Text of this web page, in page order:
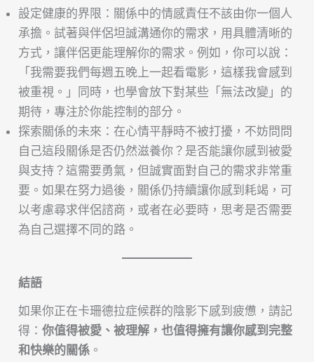
設定健康的界限：關係中的情感責任不該由你一個人
承擔。試著與伴侶坦誠溝通你的需求，用具體清晰的
方式，讓伴侶更能理解你的需求。例如，你可以說：
「我需要我們每週五晚上一起看電影，這樣我會感到
被重視。」同時，也學會放下對某些「無法改變」的
期待，專注於你能控制的部分。
探索關係的未來：在心情平靜時不被打擾，不妨問問
自己這段關係是否仍然滋養你？是否能讓你感到被愛
與支持？這需要勇氣，但誠實面對自己的需求非常重
要。如果在努力過後，關係仍持續讓你感到耗竭，可
以考慮尋求伴侶諮商，或者在必要時，思考是否需要
為自己選擇不同的路。
結語
如果你正在卡珊德拉症候群的陰影下感到疲憊，請記
得：你值得被愛、被理解，也值得擁有讓你感到完整
和快樂的關係 。